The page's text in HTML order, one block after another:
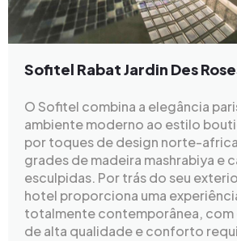
Sofitel Rabat Jardin Des
O Sofitel combina a elegância
ambiente moderno ao estilo
por toques de design norte-
grades de madeira mashrabiya e
esculpidas. Por trás do seu
hotel proporciona uma
totalmente contemporânea,
de alta qualidade e conforto